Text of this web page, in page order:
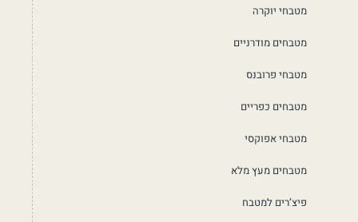
מטבחי יוקרה
מטבחים מודרניים
מטבחי פרובנס
מטבחים כפריים
מטבחי אפוקסי
מטבחים מעץ מלא
פיצ’רים למטבח